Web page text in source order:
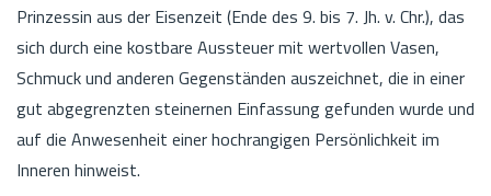
Prinzessin aus der Eisenzeit (Ende des 9. bis 7. Jh. v. Chr.), das
sich durch eine kostbare Aussteuer mit wertvollen Vasen,
Schmuck und anderen Gegenständen auszeichnet, die in einer
gut abgegrenzten steinernen Einfassung gefunden wurde und
auf die Anwesenheit einer hochrangigen Persönlichkeit im
Inneren hinweist.